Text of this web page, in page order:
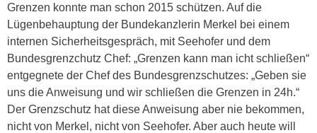
Grenzen konnte man schon 2015 schützen. Auf die
Lügenbehauptung der Bundekanzlerin Merkel bei einem
internen Sicherheitsgespräch, mit Seehofer und dem
Bundesgrenzchutz Chef: „Grenzen kann man icht schließen“
entgegnete der Chef des Bundesgrenzschutzes: „Geben sie
uns die Anweisung und wir schließen die Grenzen in 24h.“
Der Grenzschutz hat diese Anweisung aber nie bekommen,
nicht von Merkel, nicht von Seehofer. Aber auch heute will